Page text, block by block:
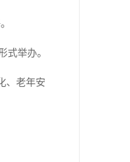
式举办。
、老年安